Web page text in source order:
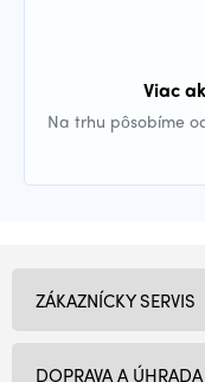
Viac
Na trhu pôsobíme
ZÁKAZNÍCKY SERVIS
DOPRAVA A ÚHRADA